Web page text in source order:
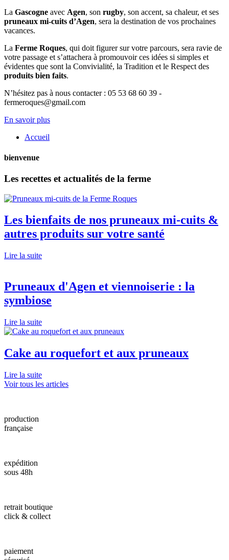
La Gascogne avec Agen, son rugby, son accent, sa chaleur, et ses
pruneaux mi-cuits d’Agen, sera la destination de vos prochaines
vacances.
La Ferme Roques, qui doit figurer sur votre parcours, sera ravie de
votre passage et s’attachera à promouvoir ces idées si simples et
évidentes que sont la Convivialité, la Tradition et le Respect des
produits bien faits.
N’hésitez pas à nous contacter : 05 53 68 60 39 -
fermeroques@gmail.com
En savoir plus
Accueil
bienvenue
Les recettes et actualités de la ferme
Les bienfaits de nos pruneaux mi-cuits &
autres produits sur votre santé
Lire la suite
Pruneaux d'Agen et viennoiserie : la
symbiose
Lire la suite
Cake au roquefort et aux pruneaux
Lire la suite
Voir tous les articles
production
française
expédition
sous 48h
retrait boutique
click & collect
paiement